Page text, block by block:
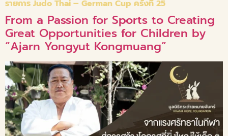
รายการ Judo Thai – German Cup ครั้งที่ 25
From a Passion for Sports to Creating
Great Opportunities for Children by
“Ajarn Yongyut Kongmuang”